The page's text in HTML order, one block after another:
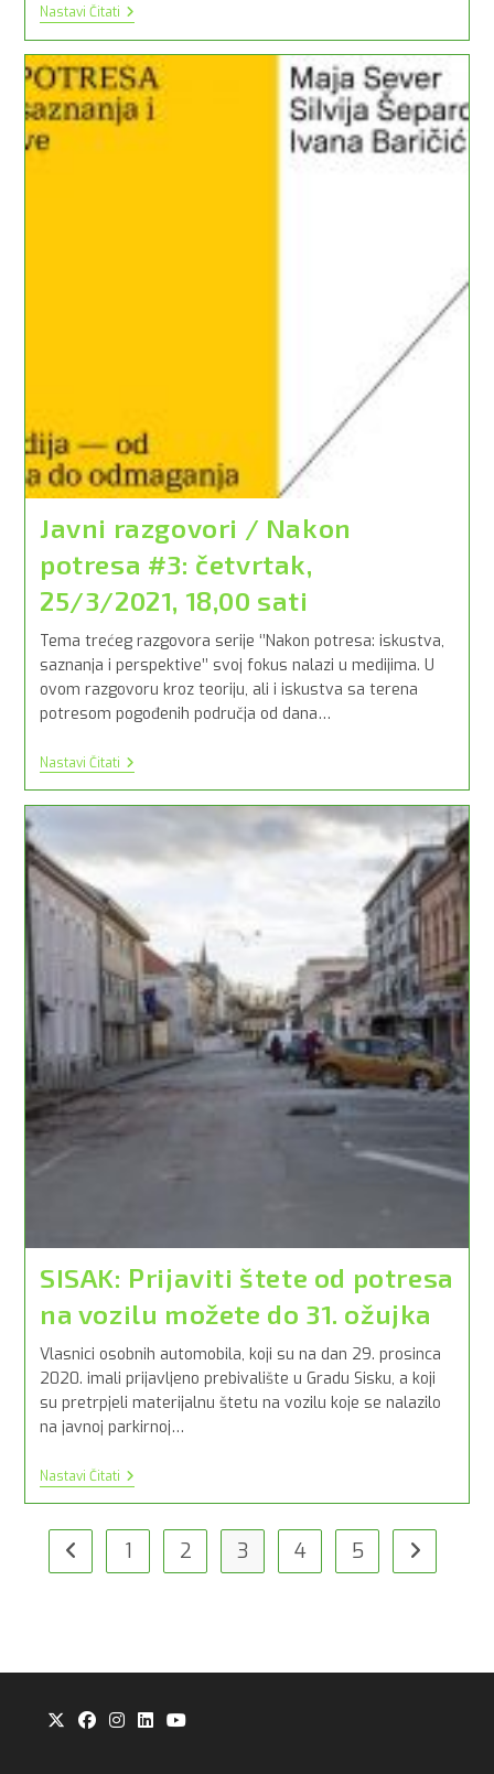
Nastavi ČitatiPredstava
“Povuci
Potegni”
Sutra
Na
Sisačkoj
Šetnici
Javni razgovori / Nakon
potresa #3: četvrtak,
25/3/2021, 18,00 sati
Tema trećeg razgovora serije ‘’Nakon potresa: iskustva,
saznanja i perspektive’’ svoj fokus nalazi u medijima. U
ovom razgovoru kroz teoriju, ali i iskustva sa terena
potresom pogođenih područja od dana…
Nastavi ČitatiJavni
Razgovori
/
Četvrtak,
18,00
Sati
SISAK: Prijaviti štete od potresa
na vozilu možete do 31. ožujka
Vlasnici osobnih automobila, koji su na dan 29. prosinca
2020. imali prijavljeno prebivalište u Gradu Sisku, a koji
su pretrpjeli materijalnu štetu na vozilu koje se nalazilo
na javnoj parkirnoj…
Nastavi ČitatiSISAK:
Prijaviti
Štete
Od
Potresa
Na
Idi na prijašnju stranicu
1 2 3 4 5 Idi na